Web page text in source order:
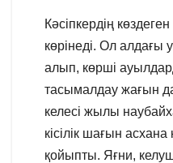
Кәсіпкердің
көрінеді. Ол алдағы
алып, көрші
тасымалдау жағын
келесі жылы
кісілік шағын
қойыпты. Яғни,